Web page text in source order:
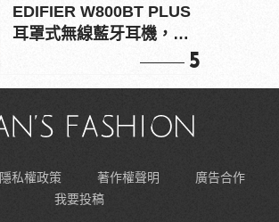
EDIFIER W800BT PLUS
耳罩式無線藍牙耳機，在
5
隱私權政策 著作權聲明
廣告合作
我要投稿